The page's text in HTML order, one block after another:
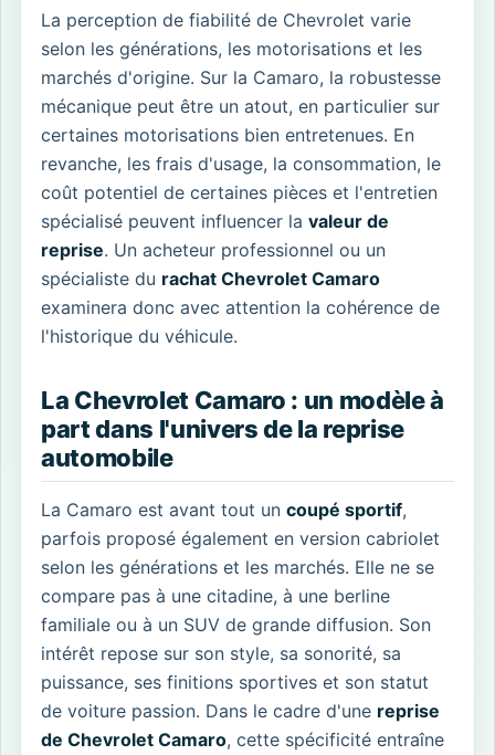
La perception de fiabilité de Chevrolet varie
selon les générations, les motorisations et les
marchés d'origine. Sur la Camaro, la robustesse
mécanique peut être un atout, en particulier sur
certaines motorisations bien entretenues. En
revanche, les frais d'usage, la consommation, le
coût potentiel de certaines pièces et l'entretien
spécialisé peuvent influencer la valeur de
reprise. Un acheteur professionnel ou un
spécialiste du rachat Chevrolet Camaro
examinera donc avec attention la cohérence de
l'historique du véhicule.
La Chevrolet Camaro : un modèle à
part dans l'univers de la reprise
automobile
La Camaro est avant tout un coupé sportif,
parfois proposé également en version cabriolet
selon les générations et les marchés. Elle ne se
compare pas à une citadine, à une berline
familiale ou à un SUV de grande diffusion. Son
intérêt repose sur son style, sa sonorité, sa
puissance, ses finitions sportives et son statut
de voiture passion. Dans le cadre d'une reprise
de Chevrolet Camaro, cette spécificité entraîne